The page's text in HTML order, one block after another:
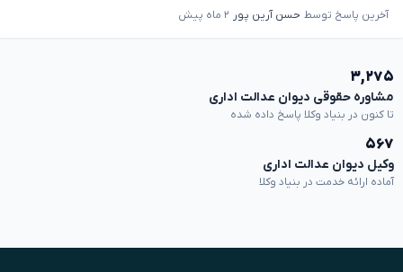
آخرین پاسخ توسط حسن آرین پور ۲ ماه پیش
۳,۲۷۵
مشاوره حقوقی دیوان عدالت اداری
تا کنون در بنیاد وکلا پاسخ داده شده
۵۶۷
وکیل دیوان عدالت اداری
آماده ارائه خدمت در بنیاد وکلا